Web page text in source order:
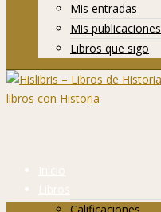
Mis entradas
Mis publicaciones
Libros que sigo
Inicio
Libros